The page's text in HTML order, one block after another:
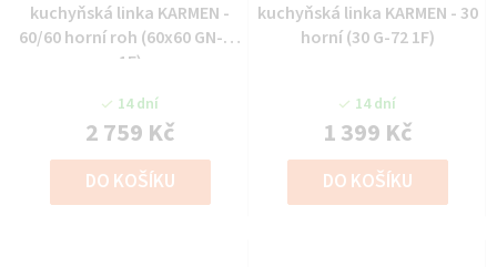
kuchyňská linka KARMEN -
60/60 horní roh (60x60 GN-72
1F)
14 dní
2 759 Kč
DO KOŠÍKU
kuchyňská linka KARMEN - 30
horní (30 G-72 1F)
14 dní
1 399 Kč
DO KOŠÍKU